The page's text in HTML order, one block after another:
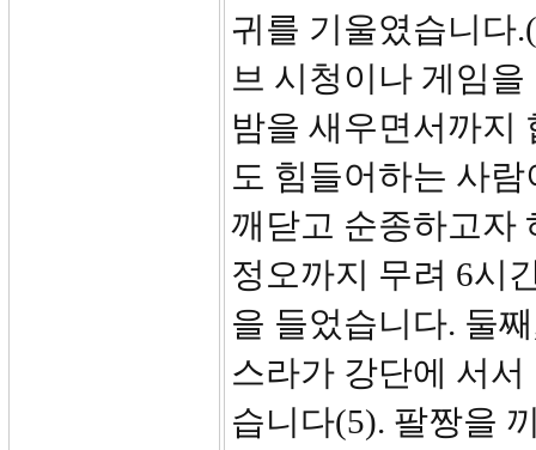
귀를 기울였습니다
브 시청이나 게임
밤을 새우면서까지
도 힘들어하는 사
깨닫고 순종하고자
정오까지 무려 6시
을 들었습니다. 둘
스라가 강단에 서
습니다(5). 팔짱을